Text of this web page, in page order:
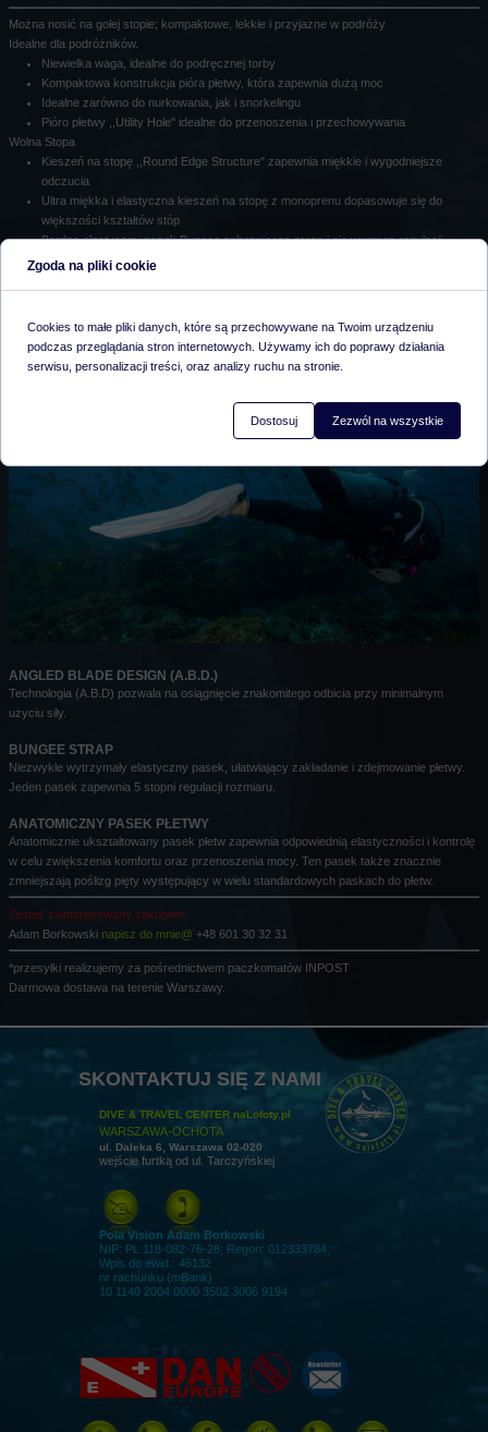
Można nosić na gołej stopie; kompaktowe, lekkie i przyjazne w podróży
Idealne dla podróżników.
Niewielka waga, idealne do podręcznej torby
Kompaktowa konstrukcja pióra płetwy, która zapewnia dużą moc
Idealne zarówno do nurkowania, jak i snorkelingu
Pióro płetwy ,,Utility Hole" idealne do przenoszenia i przechowywania
Wolna Stopa
Kieszeń na stopę ,,Round Edge Structure" zapewnia miękkie i wygodniejsze
odczucia
Ultra miękka i elastyczna kieszeń na stopę z monoprenu dopasowuje się do
większości kształtów stóp
Bardzo elastyczny pasek Bungee zabezpiecza stopę i nie wymaga regulacji
ANGLED BLADE DESIGN (A.B.D.)
Technologia (A.B.D) pozwala na osiągnięcie znakomitego odbicia przy minimalnym
użyciu siły.
BUNGEE STRAP
Niezwykle wytrzymały elastyczny pasek, ułatwiający zakładanie i zdejmowanie płetwy.
Jeden pasek zapewnia 5 stopni regulacji rozmiaru.
ANATOMICZNY PASEK PŁETWY
Anatomicznie ukształtowany pasek płetw zapewnia odpowiednią elastyczności i kontrolę
w celu zwiększenia komfortu oraz przenoszenia mocy. Ten pasek także znacznie
zmniejszają poślizg pięty występujący w wielu standardowych paskach do płetw.
Jesteś zainteresowany zakupem:
Adam Borkowski napisz do mnie@ +48 601 30 32 31
*przesyłki realizujemy za pośrednictwem paczkomatów INPOST
Darmowa dostawa na terenie Warszawy.
DIVE & TRAVEL CENTER naLofoty.pl
WARSZAWA-OCHOTA
ul. Daleka 6, Warszawa 02-020
wejście furtką od ul. Tarczyńskiej
Pola Vision Adam Borkowski
NIP: PL 118-082-76-28; Regon: 012333784;
Wpis do ewid.: 46132
nr rachunku (mBank)
10 1140 2004 0000 3502 3006 9194
SKONTAKTUJ SIĘ Z NAMI
Zgoda na pliki cookie
Cookies to małe pliki danych, które są przechowywane na Twoim urządzeniu
podczas przeglądania stron internetowych. Używamy ich do poprawy działania
serwisu, personalizacji treści, oraz analizy ruchu na stronie.
Dostosuj Zezwól na wszystkie